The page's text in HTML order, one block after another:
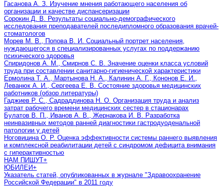
Гасанова А. З. Изучение мнения работающего населения об
организации и качестве диспансеризации
Сорокин Д. В. Результаты социально-демографического
исследования преподавателей последипломного образования врачей-
стоматологов
Морев М. В., Попова В. И. Социальный портрет населения,
нуждающегося в специализированных услугах по поддержанию
психического здоровья
Спиридонов А. М., Смирнов С. В. Значение оценки класса условий
труда при составлении санитарно-гигиенической характеристики
Ермолина Т. А., Мартынова Н. А., Калинин А. Г., Кононов Е. И.,
Леванюк А. И., Сергеева Е. В. Состояние здоровья медицинских
работников (обзор литературы)
Гаджиев Р. С., Садраддинова Н. О. Организация труда и анализ
затрат рабочего времени медицинских сестер в стационарах
Булатов В. П., Иванов А. В., Жернакова И. В. Разработка
неинвазивных методов ранней диагностики гастродуоденальной
патологии у детей
Ноговицина О. Р. Оценка эффективности системы раннего выявления
и комплексной реабилитации детей с синдромом дефицита внимания
с гиперактивностью
НАМ ПИШУТ+
ЮБИЛЕИ+
Указатель статей, опубликованных в журнале "Здравоохранение
Российской Федерации" в 2011 году